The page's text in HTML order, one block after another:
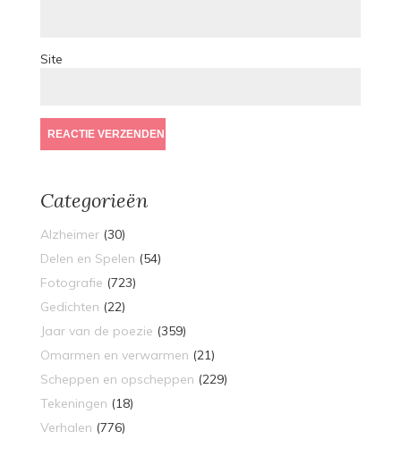
Site
Categorieën
Alzheimer(30)
Delen en Spelen (54)
Fotografie (723)
Gedichten (22)
Jaar van de poezie (359)
Omarmen en verwarmen (21)
Scheppen en opscheppen (229)
Tekeningen (18)
Verhalen (776)